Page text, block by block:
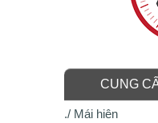
CUNG
./ Mái hiên